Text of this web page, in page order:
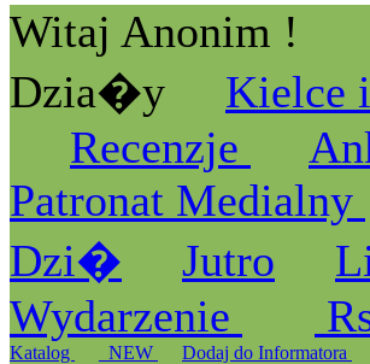
Witaj Anonim !
Dzia�y
Kielce
Recenzje
Patronat Medialny
Dzi�
Jutro
Wydarzenie
Katalog _NEW Dodaj do Informatora